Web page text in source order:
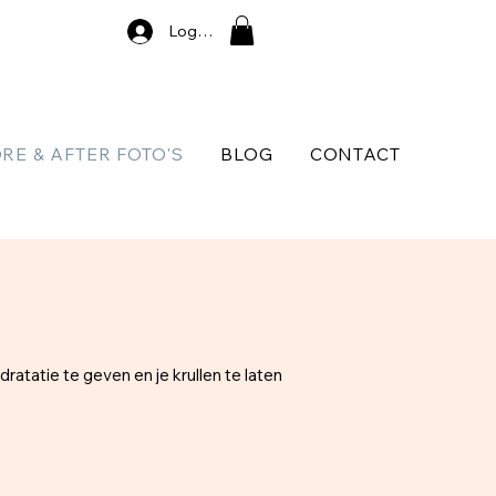
Log In
& AFTER FOTO'S BLOG CONTACT
te geven en je krullen te laten